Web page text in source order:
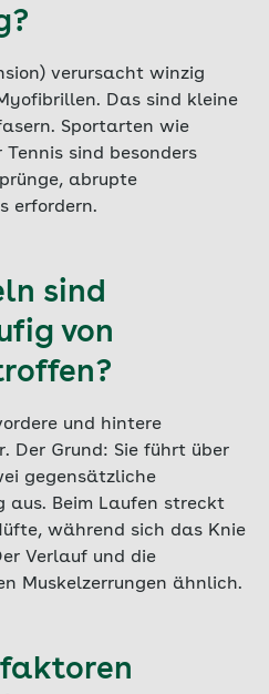
verursacht winzig
Das sind kleine
Sportarten wie
sind besonders
abrupte
erfordern.
sind
von
und hintere
Der Grund: Sie führt über
gegensätzliche
aus. Beim Laufen streckt
während sich das Knie
Verlauf und die
Muskelzerrungen ähnlich.